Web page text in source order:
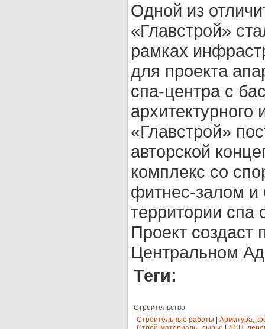
Одной из
«Главстрой»
рамках
для проекта
спа-центра с
архитектурного
«Главстрой»
авторской
комплекс со
фитнес-залом
территории спа
Проект создаст
Центральном
Теги:
Строительство
Строительные работы
Арматура,